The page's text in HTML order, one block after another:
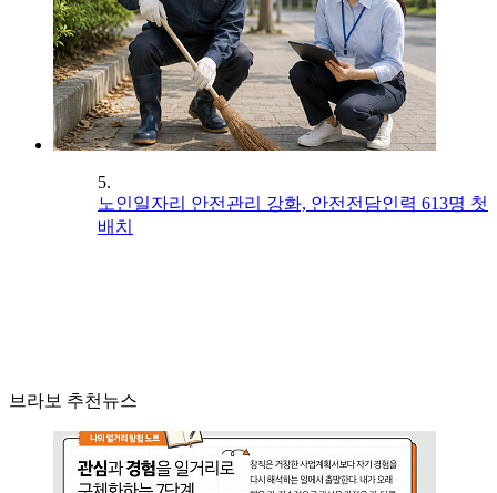
5.
노인일자리 안전관리 강화, 안전전담인력 613명 첫
배치
브라보 추천뉴스